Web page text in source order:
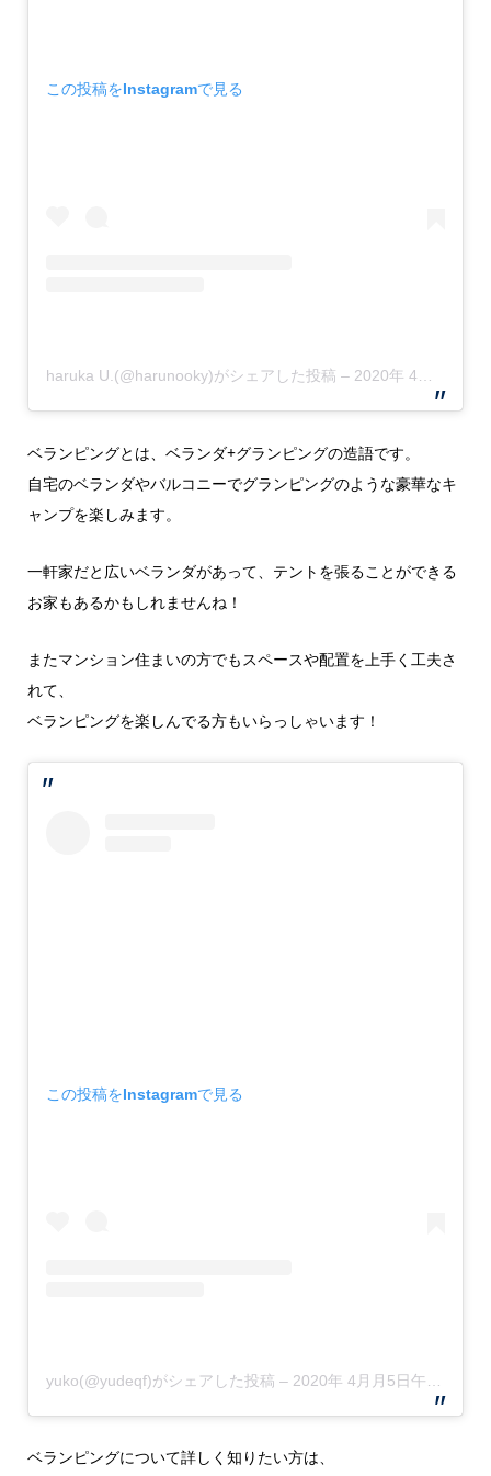
この投稿をInstagramで見る
haruka U.(@harunooky)がシェアした投稿 – 2020年 4月月6日午前5時07分PDT
ベランピングとは、ベランダ+グランピングの造語です。
自宅のベランダやバルコニーでグランピングのような豪華なキ
ャンプを楽しみます。
一軒家だと広いベランダがあって、テントを張ることができる
お家もあるかもしれませんね！
またマンション住まいの方でもスペースや配置を上手く工夫さ
れて、
ベランピングを楽しんでる方もいらっしゃいます！
この投稿をInstagramで見る
yuko(@yudeqf)がシェアした投稿 – 2020年 4月月5日午後7時23分PDT
ベランピングについて詳しく知りたい方は、